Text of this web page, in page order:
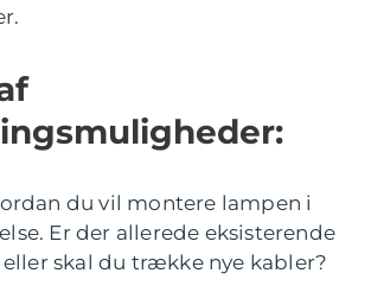
du vil montere lampen i
Er der allerede eksisterende
skal du trække nye kabler?